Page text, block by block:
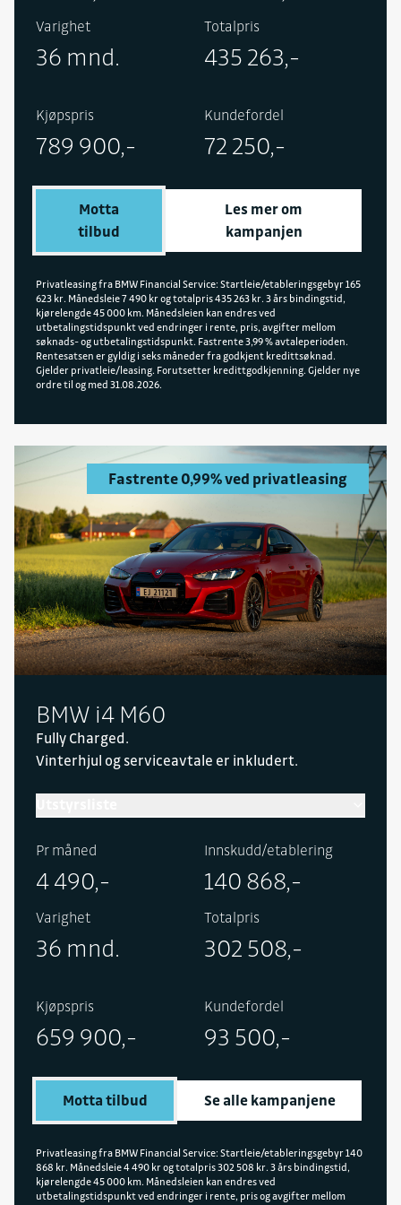
Professional, BMW Iconic Glow med adaptive LED,
multifunksjonsseter foran, BMW Digital Premium,
og bak, rattvarme og automatisk bakluke.
Varighet
36 mnd.
Totalpris
435 263,-
Kjøpspris
789 900,-
Kundefordel
72 250,-
Motta
tilbud
Les mer om
kampanjen
Privatleasing fra BMW Financial Service: Startleie/etableringsgebyr 165
623 kr. Månedsleie 7 490 kr og totalpris 435 263 kr. 3 års bindingstid,
kjørelengde 45 000 km. Månedsleien kan endres ved
utbetalingstidspunkt ved endringer i rente, pris, avgifter mellom
søknads- og utbetalingstidspunkt. Fastrente 3,99 % avtaleperioden.
Rentesatsen er gyldig i seks måneder fra godkjent kredittsøknad.
Gjelder privatleie/leasing. Forutsetter kredittgodkjenning. Gjelder nye
ordre til og med 31.08.2026.
Fastrente 0,99% ved privatleasing
BMW i4 M60
Fully Charged.
Vinterhjul og serviceavtale er inkludert.
Tilhengerfeste, rattvarme, Parking Assistant Plus,
Ambient-lyspakke, og oppbevaring med trådløs
Professional med Head-up display og Aktiv Cruise
Control, solbeskyttede ruter, Comfort Access og
Pr måned
4 490,-
Innskudd/etablering
140 868,-
Varighet
36 mnd.
Totalpris
302 508,-
Kjøpspris
659 900,-
Kundefordel
93 500,-
Motta tilbud Se alle kampanjene
Privatleasing fra BMW Financial Service: Startleie/etableringsgebyr 140
868 kr. Månedsleie 4 490 kr og totalpris 302 508 kr. 3 års bindingstid,
kjørelengde 45 000 km. Månedsleien kan endres ved
utbetalingstidspunkt ved endringer i rente, pris og avgifter mellom